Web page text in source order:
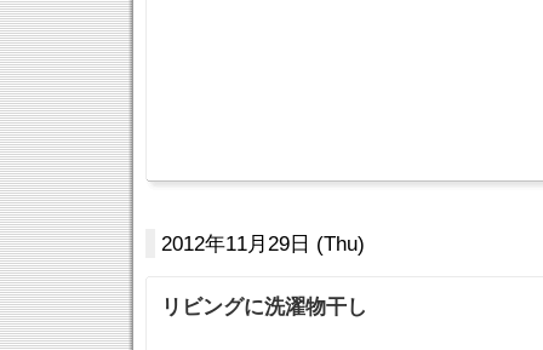
2012年11月29日 (Thu)
リビングに洗濯物干し